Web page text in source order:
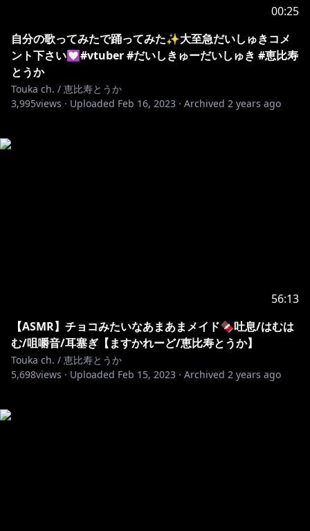
00:25
自分の歌ってみたで踊ってみた✨大至急だいしゅきコメ
ント下さい💟#vtuber #だいしきゅーだいしゅき #恵比寿
とうか
Touka ch. / 恵比寿とうか
3,995views · Uploaded Feb 16, 2023 · Archived 2 years ago
56:13
【ASMR】チョコみたいなあまあまメイド🍫吐息/はむは
む/咀嚼音/耳塞ぎ【ますかれーど/恵比寿とうか】
Touka ch. / 恵比寿とうか
5,698views · Uploaded Feb 15, 2023 · Archived 2 years ago